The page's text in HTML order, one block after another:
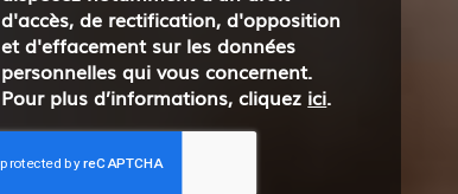
d'accès, de rectification, d'opposition
et d'effacement sur les données
personnelles qui vous concernent.
Pour plus d’informations, cliquez ici.